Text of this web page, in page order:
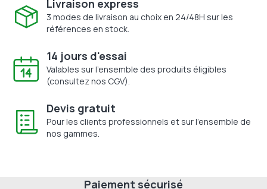
Livraison express
3 modes de livraison au choix en 24/48H sur les
références en stock.
14 jours d'essai
Valables sur l'ensemble des produits éligibles
(consultez nos CGV).
Devis gratuit
Pour les clients professionnels et sur l'ensemble de
nos gammes.
Paiement sécurisé